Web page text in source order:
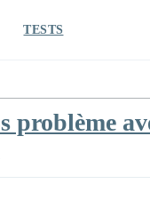
TESTS
problème